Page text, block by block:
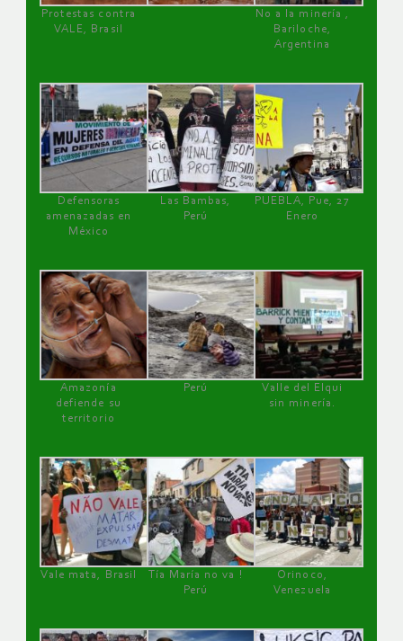
Protestas contra
VALE, Brasil
No a la minería ,
Bariloche,
Argentina
Defensoras
amenazadas en
México
Las Bambas,
Perú
PUEBLA, Pue, 27
Enero
Amazonía
defiende su
territorio
Perú
Valle del Elqui
sin minería.
Vale mata, Brasil
Tía María no va !
Perú
Orinoco,
Venezuela